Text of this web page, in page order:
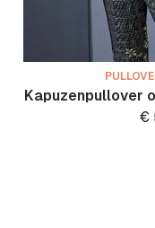
Kapuzenpullover
€